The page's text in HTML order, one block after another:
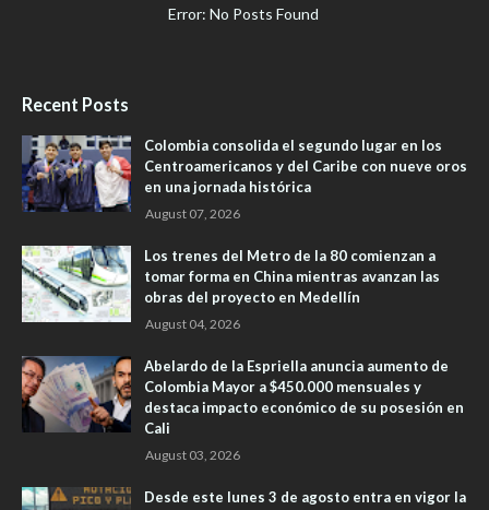
Error: No Posts Found
Recent Posts
Colombia consolida el segundo lugar en los
Centroamericanos y del Caribe con nueve oros
en una jornada histórica
August 07, 2026
Los trenes del Metro de la 80 comienzan a
tomar forma en China mientras avanzan las
obras del proyecto en Medellín
August 04, 2026
Abelardo de la Espriella anuncia aumento de
Colombia Mayor a $450.000 mensuales y
destaca impacto económico de su posesión en
Cali
August 03, 2026
Desde este lunes 3 de agosto entra en vigor la